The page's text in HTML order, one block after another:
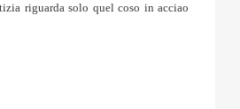
riguarda solo quel coso in acciao